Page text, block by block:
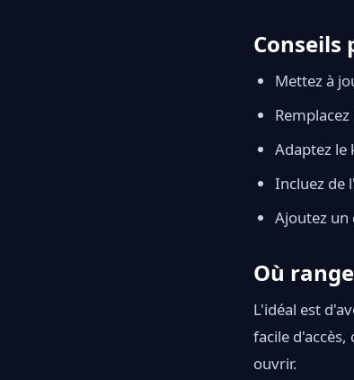
Mettez à
Adaptez le
Incluez de
Ajoutez
Où
L'idéal est
facile d'accès,
ouvrir.